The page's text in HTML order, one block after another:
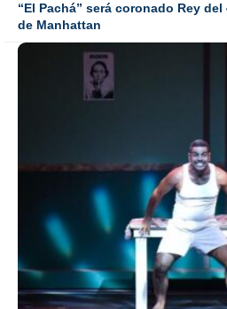
“El Pachá” será coronado Rey
de Manhattan